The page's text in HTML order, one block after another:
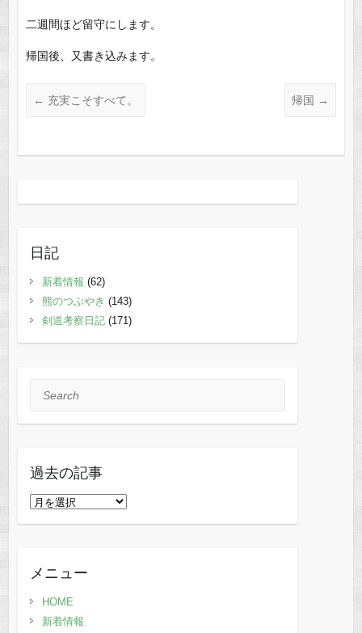
二週間ほど留守にします。
帰国後、又書き込みます。
← 充実こそすべて。 帰国 →
日記
新着情報 (62)
熊のつぶやき (143)
剣道考察日記(171)
Search
過去の記事
過
事メニュー
HOME
新着情報